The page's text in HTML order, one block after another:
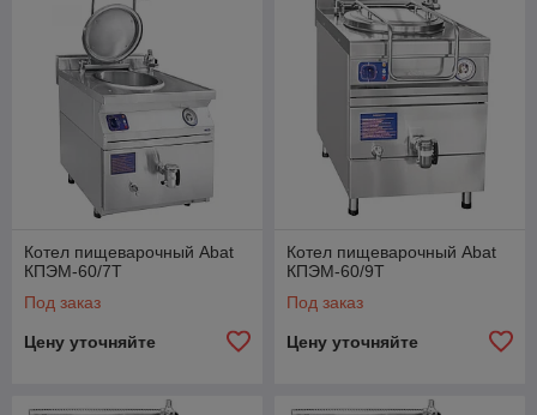
Котел пищеварочный Abat
КПЭМ-60/7Т
Под заказ
Цену уточняйте
Котел пищеварочный Abat
КПЭМ-60/9Т
Под заказ
Цену уточняйте